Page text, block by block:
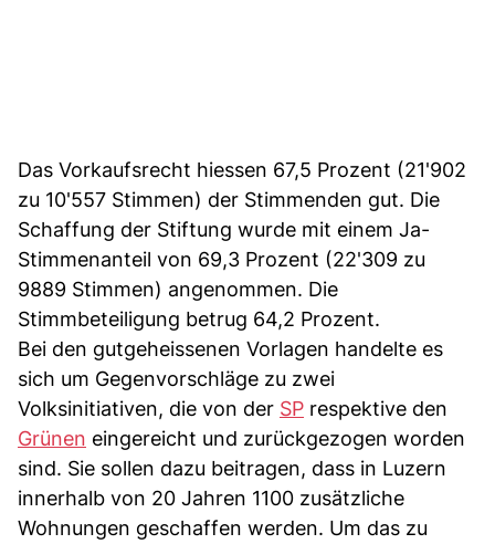
Das Vorkaufsrecht hiessen 67,5 Prozent (21'902
zu 10'557 Stimmen) der Stimmenden gut. Die
Schaffung der Stiftung wurde mit einem Ja-
Stimmenanteil von 69,3 Prozent (22'309 zu
9889 Stimmen) angenommen. Die
Stimmbeteiligung betrug 64,2 Prozent.
Bei den gutgeheissenen Vorlagen handelte es
sich um Gegenvorschläge zu zwei
Volksinitiativen, die von der SP respektive den
Grünen eingereicht und zurückgezogen worden
sind. Sie sollen dazu beitragen, dass in Luzern
innerhalb von 20 Jahren 1100 zusätzliche
Wohnungen geschaffen werden. Um das zu